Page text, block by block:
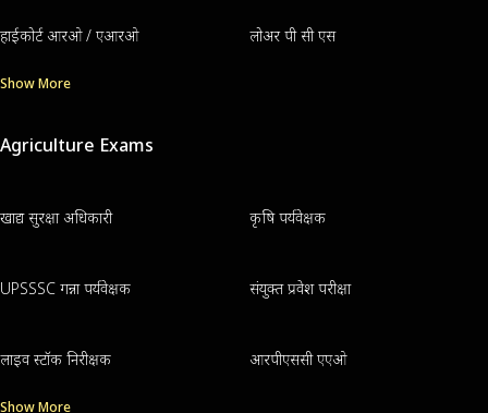
हाईकोर्ट आरओ / एआरओ लोअर पी सी एस
Show More
Agriculture Exams
खाद्य सुरक्षा अधिकारी कृषि पर्यवेक्षक
UPSSSC गन्ना पर्यवेक्षक संयुक्त प्रवेश परीक्षा
लाइव स्टॉक निरीक्षक आरपीएससी एएओ
Show More